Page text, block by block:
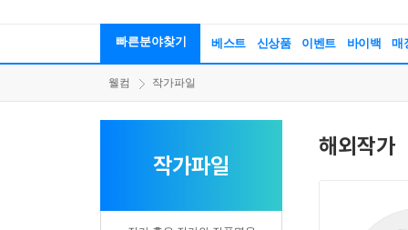
빠른분야찾기 베스트 신상품 이벤트 바이백 매
웰컴 작가파일
작가파일
해외작가